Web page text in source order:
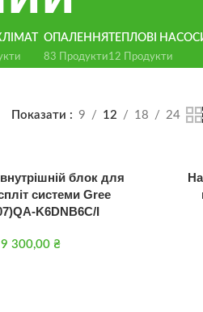
ОПАЛЕННЯ
83 Продукти
ТЕПЛОВІ
12 Продукти
Показати 9 12 18 24
блок для
системи Gree
K6DNB6C/I
9 300,00₴